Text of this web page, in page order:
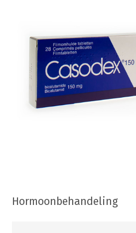
Hormoonbehandeling